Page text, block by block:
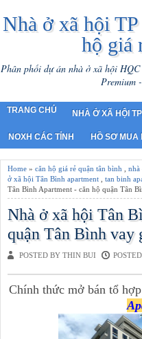
Nhà ở xã hội
hộ giá
Phân phối dự án nhà ở xã hội
Premium
TRANG CHỦ NHÀ Ở XÃ HỘI
NOXH CÁC TỈNH HỒ SƠ MUA
Home » căn hộ giá rẻ quận tân bình nhà
ở xã hội Tân Bình apartment
tan binh
Tân Bình Apartment - căn hộ quận Tân
Nhà ở xã hội Tân
quận Tân Bình vay
POSTED BY THIN BUI
Chính thức mở bán tổ